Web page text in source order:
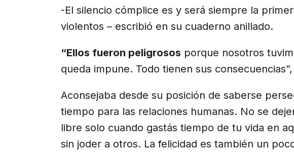
-El silencio cómplice es y será siempre la
violentos – escribió en su cuaderno anillado.
“Ellos fueron peligrosos porque nosotros
queda impune. Todo tienen sus
Aconsejaba desde su posición de saberse
tiempo para las relaciones humanas. No se
libre solo cuando gastás tiempo de tu vida en
sin joder a otros. La felicidad es también un